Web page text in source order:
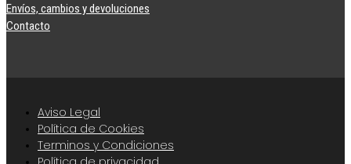
Envíos, cambios y devoluciones
Contacto
Aviso Legal
Política de Cookies
Terminos y Condiciones